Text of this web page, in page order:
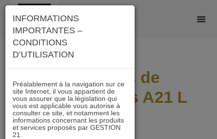
Skip
content
Scénarios de
performances A21 L
2305
INFORMATIONS
IMPORTANTES –
CONDITIONS
D’UTILISATION
Préalablement à la navigation sur ce
site Internet, il vous appartient de
vous assurer que la législation qui
vous est applicable vous autorise à
consulter ce site, et notamment les
informations concernant les produits
et services proposés par GESTION
21.